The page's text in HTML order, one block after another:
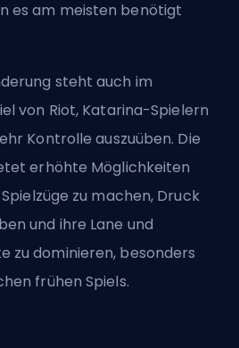
es am meisten benötigt
steht auch im
von Riot, Katarina-Spielern
Kontrolle auszuüben. Die
erhöhte Möglichkeiten
zu machen, Druck
und ihre Lane und
zu dominieren, besonders
frühen Spiels.